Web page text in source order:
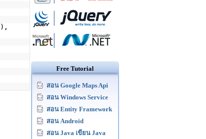
),
Free Tutorial
สอน Google Maps Api
สอน Windows Service
สอน Entity Framework
สอน Android
สอน Java เขียน Java